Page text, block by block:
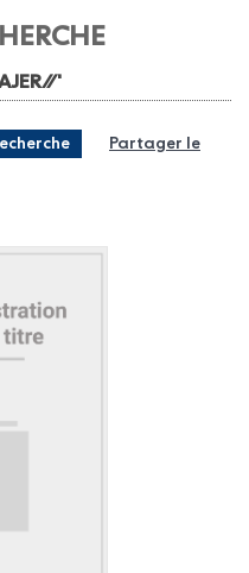
'
Partager le